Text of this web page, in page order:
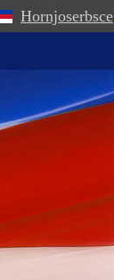
Hornjoserbsce